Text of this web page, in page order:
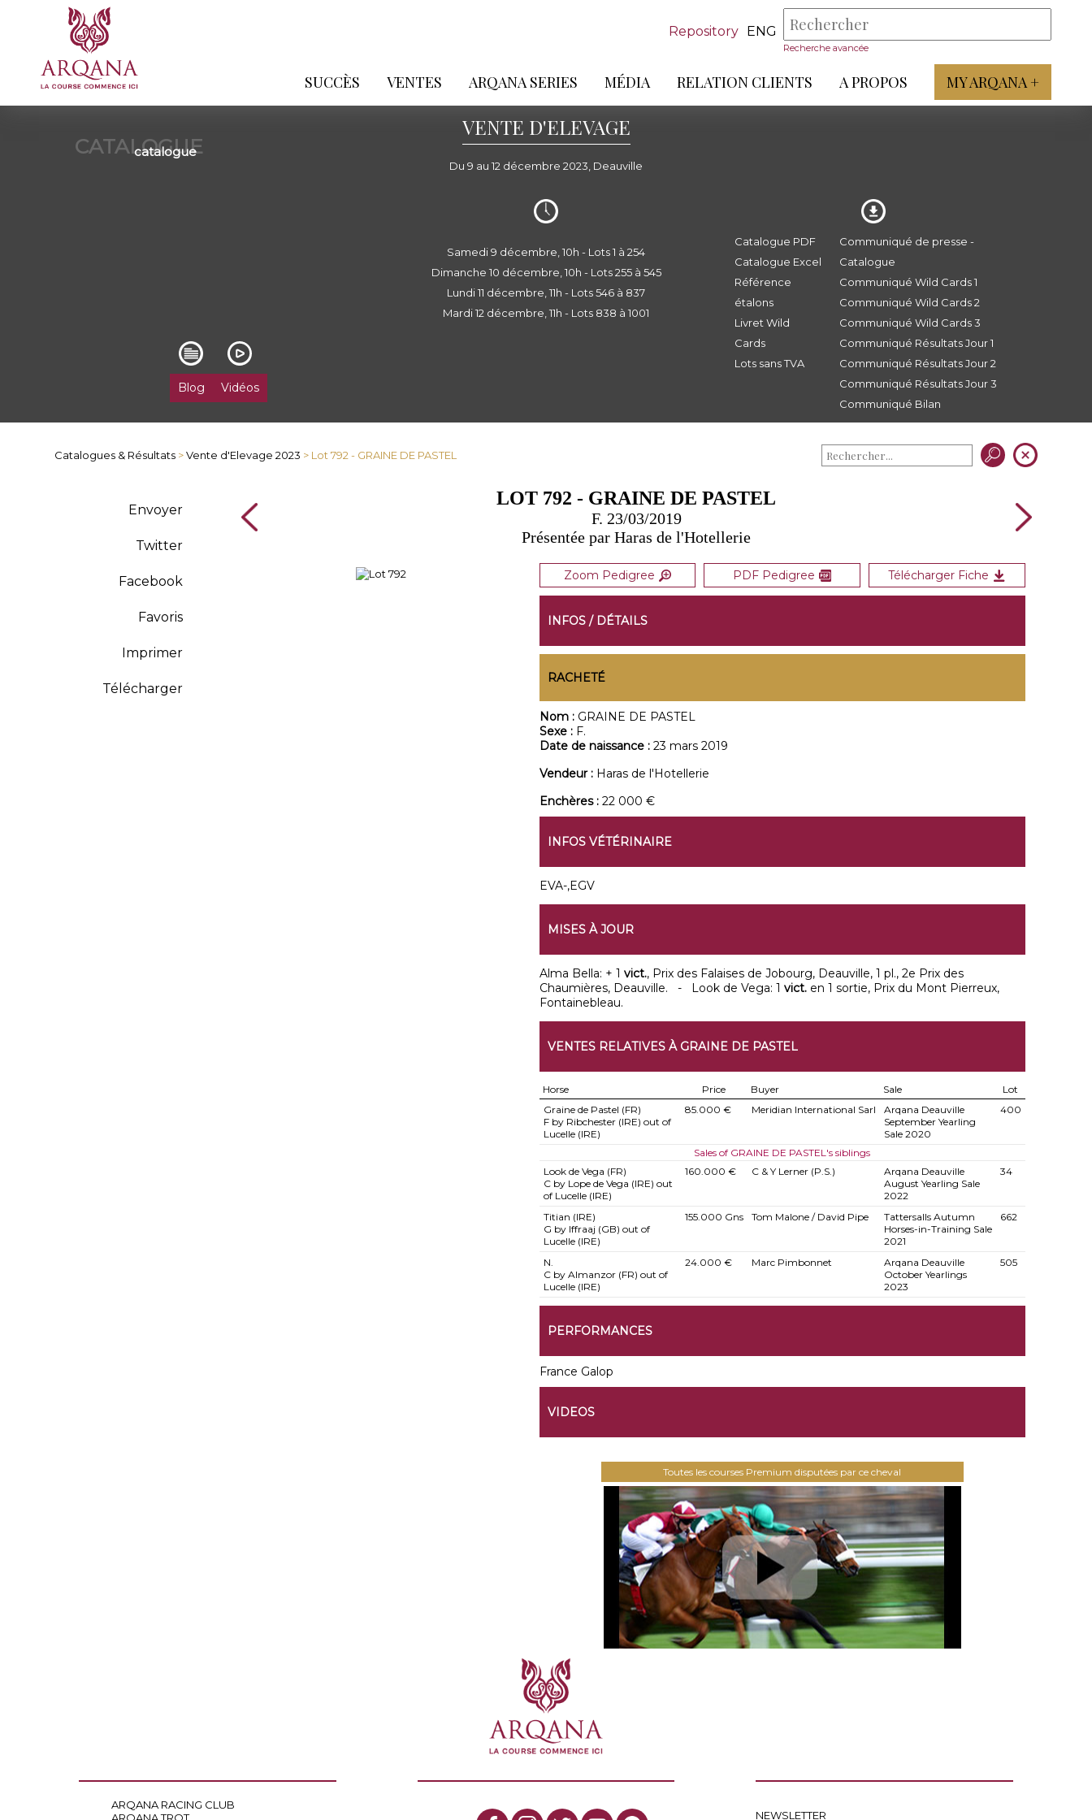
Repository ENG
Recherche avancée
SUCCÈS VENTES ARQANA SERIES MÉDIA RELATION CLIENTS A PROPOS MY ARQANA +
CATALOGUE
catalogue
VENTE D'ELEVAGE
Du 9 au 12 décembre 2023, Deauville
Blog Vidéos
Samedi 9 décembre, 10h - Lots 1 à 254
Dimanche 10 décembre, 10h - Lots 255 à 545
Lundi 11 décembre, 11h - Lots 546 à 837
Mardi 12 décembre, 11h - Lots 838 à 1001
Catalogue PDF
Catalogue Excel
Référence
étalons
Livret Wild
Cards
Lots sans TVA
Communiqué de presse -
Catalogue
Communiqué Wild Cards 1
Communiqué Wild Cards 2
Communiqué Wild Cards 3
Communiqué Résultats Jour 1
Communiqué Résultats Jour 2
Communiqué Résultats Jour 3
Communiqué Bilan
Catalogues & Résultats >Vente d'Elevage 2023 > Lot 792 - GRAINE DE PASTEL
Envoyer
Twitter
Facebook
Favoris
Imprimer
Télécharger
LOT 792 - GRAINE DE PASTEL
F. 23/03/2019
Présentée par Haras de l'Hotellerie
Zoom Pedigree PDF Pedigree Télécharger Fiche
INFOS / DÉTAILS
RACHETÉ
Nom : GRAINE DE PASTEL
Sexe : F.
Date de naissance : 23 mars 2019
Vendeur : Haras de l'Hotellerie
Enchères : 22 000 €
INFOS VÉTÉRINAIRE
EVA-,EGV
MISES À JOUR
Alma Bella: + 1 vict., Prix des Falaises de Jobourg, Deauville, 1 pl., 2e Prix des
Chaumières, Deauville. - Look de Vega: 1 vict.en 1 sortie, Prix du Mont Pierreux,
Fontainebleau.
VENTES RELATIVES À GRAINE DE PASTEL
Horse Price Buyer Sale
Lot
Graine de Pastel (FR)
F by Ribchester (IRE) out of
Lucelle (IRE)
85.000 € Meridian International Sarl
Arqana Deauville
September Yearling
Sale 2020
400
Sales of GRAINE DE PASTEL's siblings
Look de Vega (FR)
C by Lope de Vega (IRE) out
of Lucelle (IRE)
160.000 € C & Y Lerner (P.S.)
Arqana Deauville
August Yearling Sale
2022
34
Titian (IRE)
G by Iffraaj (GB) out of
Lucelle (IRE)
155.000 Gns Tom Malone / David Pipe
Tattersalls Autumn
Horses-in-Training Sale
2021
662
N.
C by Almanzor (FR) out of
Lucelle (IRE)
24.000 € Marc Pimbonnet
Arqana Deauville
October Yearlings
2023
505
PERFORMANCES
France Galop
VIDEOS
Toutes les courses Premium disputées par ce cheval
ARQANA RACING CLUB
NEWSLETTER